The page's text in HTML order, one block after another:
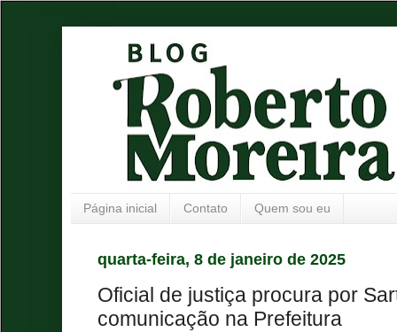
Página inicial Contato Quem sou eu
quarta-feira, 8 de janeiro de 2025
Oficial de justiça procura por
comunicação na Prefeitura